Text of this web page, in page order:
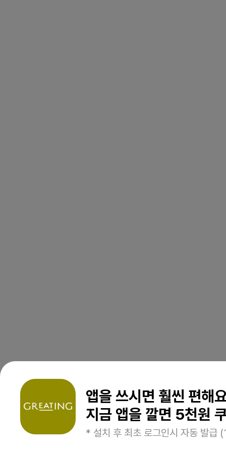
앱을 쓰시면 훨씬 편해
지금 앱을 깔면 5천원
* 설치 후 최초 로그인시 자동 발급